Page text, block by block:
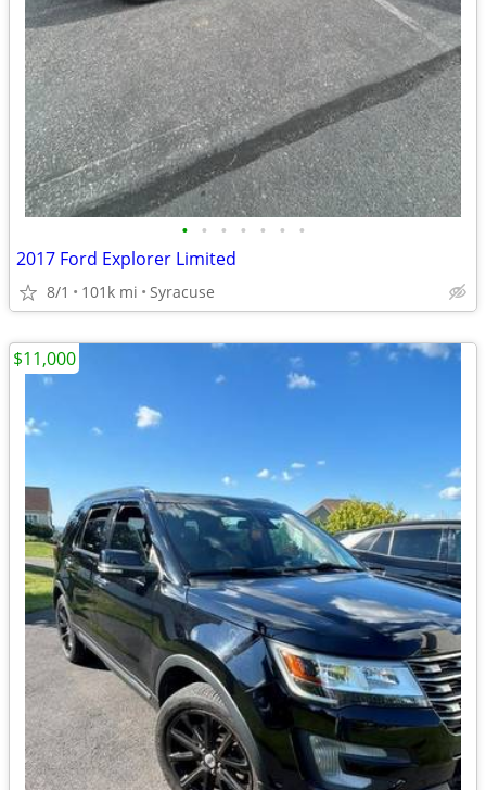
• • • • • • •
2017 Ford Explorer Limited
8/1 101k mi Syracuse
$11,000